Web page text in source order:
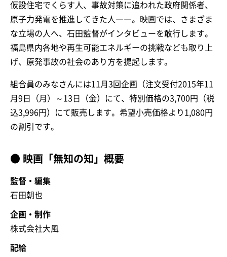
仮設住宅でくらす人、事故対策に追われた政府関係者、
原子力発電を推進してきた人――。映画では、さまざま
な立場の人へ、石田監督がインタビューを敢行します。
福島県内各地や再生可能エネルギーの挑戦なども取り上
げ、原発事故の社会のあり方を提起します。
組合員のみなさんには11月3回企画（注文受付2015年11
月9日（月）～13日（金）にて、特別価格の3,700円（税
込3,996円）にて販売します。希望小売価格より1,080円
の割引です。
● 映画「無知の知」概要
監督・編集
石田朝也
企画・制作
株式会社大風
配給